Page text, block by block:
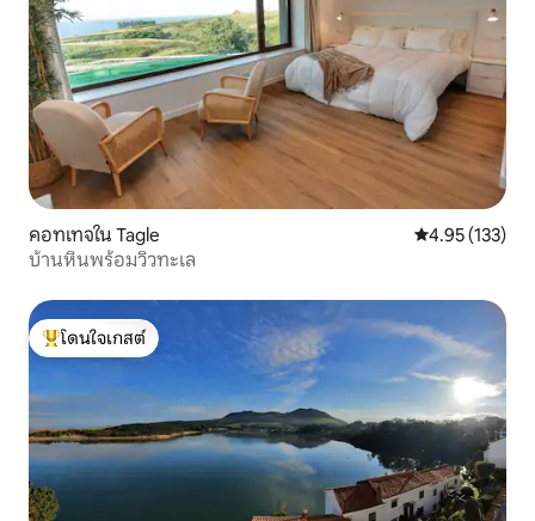
คอทเทจใน Tagle คะแนนเฉลี่ย
4.95 (133)
บ้านหินพร้อมวิวทะเล
โดนใจเกสต์ที่สุด
โดนใจเกสต์